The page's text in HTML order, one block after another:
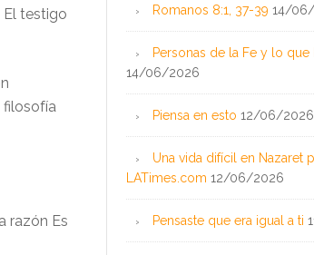
El testigo
filosofía
razón Es
Romanos 8:1, 37-39 14/
Personas de la Fe y lo que
14/06/2026
Piensa en esto 12/06/2026
Una vida difícil en Nazaret
LATimes.com 12/06/2026
Pensaste que era igual a ti